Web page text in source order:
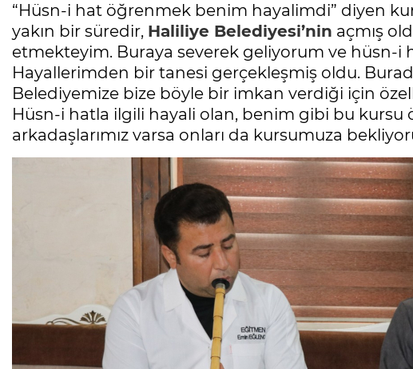
“Hüsn-i hat öğrenmek benim hayalimdi” diyen
yakın bir süredir, Haliliye Belediyesi’nin açmış
etmekteyim. Buraya severek geliyorum ve hüsn-
Hayallerimden bir tanesi gerçekleşmiş oldu.
Belediyemize bize böyle bir imkan verdiği için
Hüsn-i hatla ilgili hayali olan, benim gibi bu kursu
arkadaşlarımız varsa onları da kursumuza